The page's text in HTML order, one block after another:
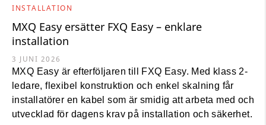
INSTALLATION
MXQ Easy ersätter FXQ Easy – enklare
installation
3 JUNI 2026
MXQ Easy är efterföljaren till FXQ Easy. Med klass 2-
ledare, flexibel konstruktion och enkel skalning får
installatörer en kabel som är smidig att arbeta med och
utvecklad för dagens krav på installation och säkerhet.